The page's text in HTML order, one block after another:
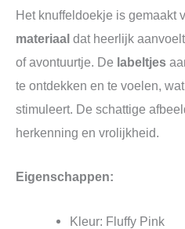
Het knuffeldoekje is gemaakt
materiaal dat heerlijk
of avontuurtje. De labeltjes
te ontdekken en te voelen,
stimuleert. De schattige
herkenning en vrolijkheid.
Eigenschappen:
Kleur: Fluffy Pink